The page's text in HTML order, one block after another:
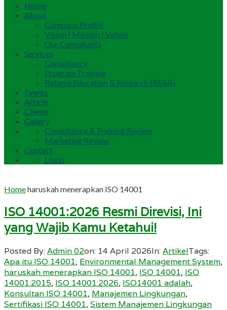
Home
About
Company Profile
Vision | Mission | Values
Our Consultants
Services
Consultancy
Program Training
Ratama Education & Research (RE&R)
Events
Article
Clients
Gallery
Consultancy & Training Review
Marketing Review
Contact
Login
Homeharuskah menerapkan ISO 14001
ISO 14001:2026 Resmi Direvisi, Ini
yang Wajib Kamu Ketahui!
Posted By:Admin 02on: 14 April 2026In:ArtikelTags:
Apa itu ISO 14001, Environmental Management System,
haruskah menerapkan ISO 14001, ISO 14001, ISO
14001:2015, ISO 14001:2026, ISO14001 adalah,
Konsultan ISO 14001, Manajemen Lingkungan,
Sertifikasi ISO 14001,Sistem Manajemen Lingkungan